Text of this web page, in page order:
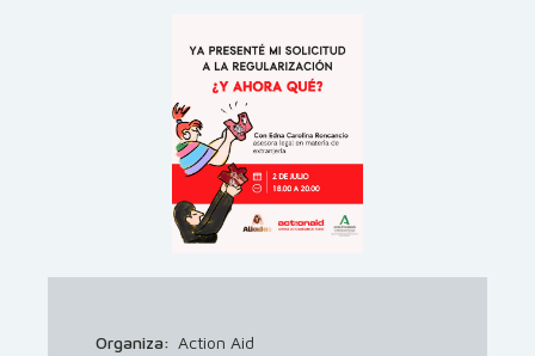
Organiza: Action Aid